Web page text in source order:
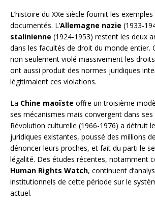
L’histoire du XXe siècle fournit les exemples
documentés. L’Allemagne nazie (1933-
stalinienne (1924-1953) restent les deux
dans les facultés de droit du monde entier.
non seulement violé massivement les
ont aussi produit des normes juridiques
légitimaient ces violations.
La Chine maoïste offre un troisième
ses mécanismes mais convergent dans ses
Révolution culturelle (1966-1976) a détruit
juridiques existantes, poussé des millions
dénoncer leurs proches, et fait du parti le
légalité. Des études récentes, notamment
Human Rights Watch, continuent
institutionnels de cette période sur le
actuel.